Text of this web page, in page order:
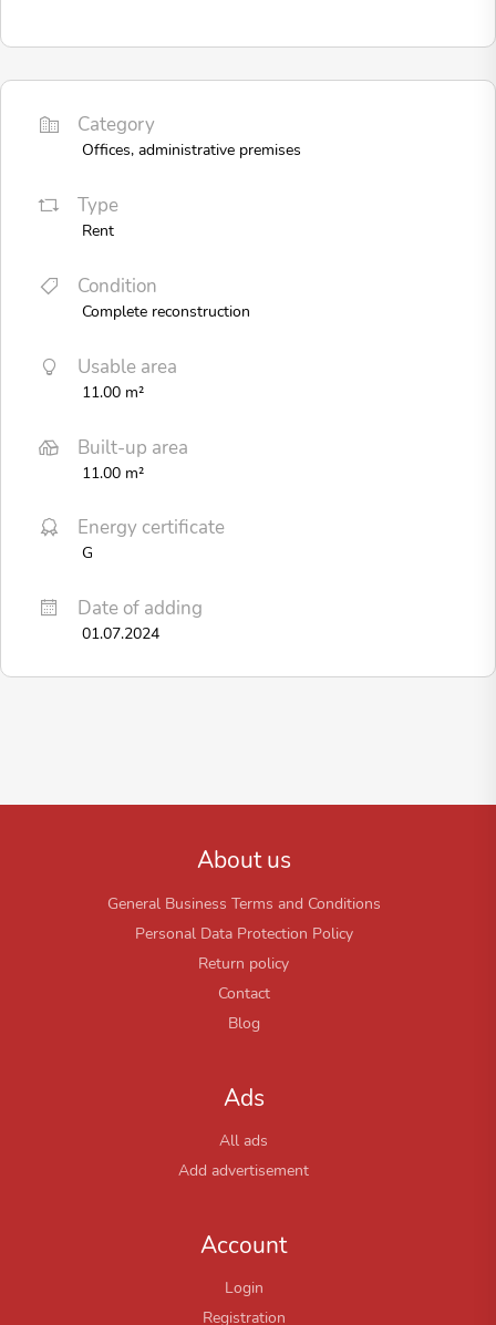
Category
Offices, administrative premises
Type
Rent
Condition
Complete reconstruction
Usable area
11.00 m²
Built-up area
11.00 m²
Energy certificate
G
Date of adding
01.07.2024
About us
General Business Terms and Conditions
Personal Data Protection Policy
Return policy
Contact
Blog
Ads
All ads
Add advertisement
Account
Login
Registration